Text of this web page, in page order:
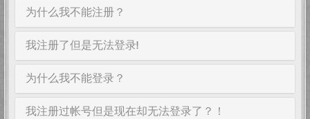
为什么我不能注册？
我注册了但是无法登录!
为什么我不能登录？
我注册过帐号但是现在却无法登录了？！